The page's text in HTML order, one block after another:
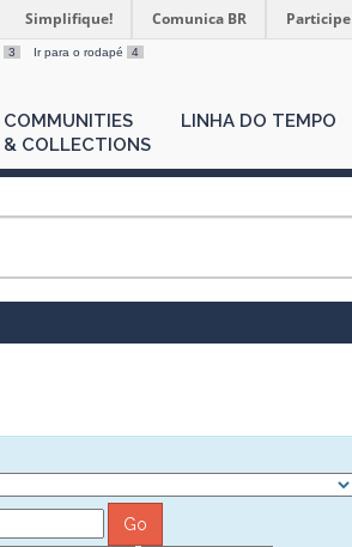
Simplifique! Comunica BR Participe
3 Ir para o rodapé 4
COMMUNITIES
& COLLECTIONS
LINHA DO TEMPO